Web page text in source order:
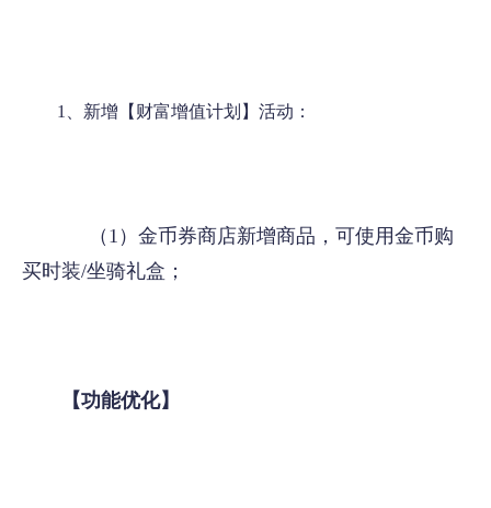
1、新增【财富增值计划】活动：
（1）金币券商店新增商品，可使用金币购
买时装/坐骑礼盒；
【功能优化】